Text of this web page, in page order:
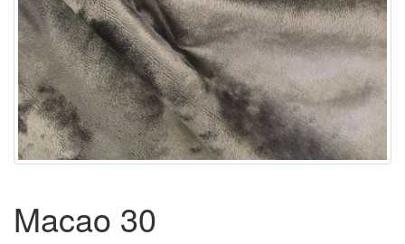
Macao 30